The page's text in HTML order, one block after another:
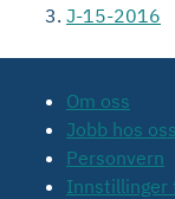
J-15-2016
Om oss
Jobb hos oss
Personvern
Innstillinger